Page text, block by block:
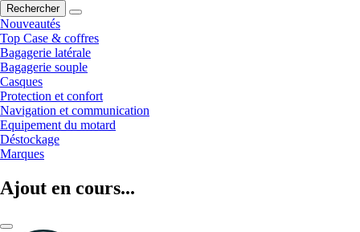
Rechercher
Nouveautés
Top Case & coffres
Bagagerie latérale
Bagagerie souple
Casques
Protection et confort
Navigation et communication
Equipement du motard
Déstockage
Marques
Ajout en cours...